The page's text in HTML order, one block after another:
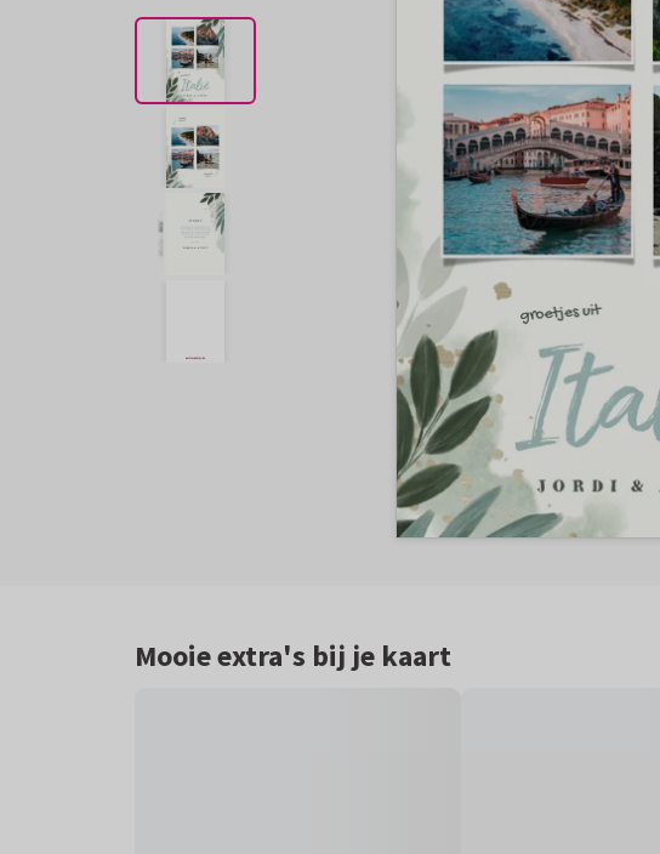
Mooie extra's bij je kaart